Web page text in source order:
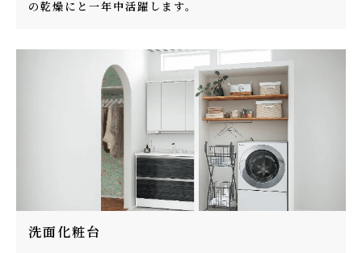
の乾燥にと一年中活躍します。
洗面化粧台